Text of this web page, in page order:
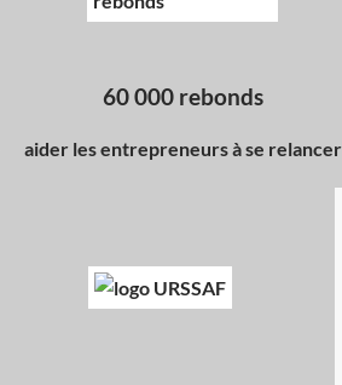
60 000 rebonds
aider les entrepreneurs à se relancer